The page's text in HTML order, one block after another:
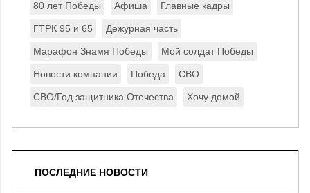
80 лет Победы Афиша Главные кадры
ГТРК 95 и 65 Дежурная часть
Марафон Знамя Победы Мой солдат Победы
Новости компании Победа СВО
СВО/Год защитника Отечества Хочу домой
ПОСЛЕДНИЕ НОВОСТИ